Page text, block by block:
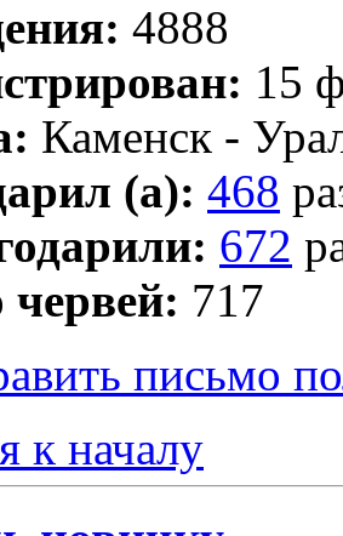
4888
15
Каменск -
(а): 468
672
717
письмо
к началу